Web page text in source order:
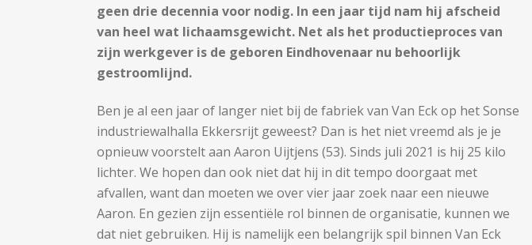
geen drie decennia voor nodig. In een jaar tijd nam hij afscheid
van heel wat lichaamsgewicht. Net als het productieproces van
zijn werkgever is de geboren Eindhovenaar nu behoorlijk
gestroomlijnd.
Ben je al een jaar of langer niet bij de fabriek van Van Eck op het Sonse
industriewalhalla Ekkersrijt geweest? Dan is het niet vreemd als je je
opnieuw voorstelt aan Aaron Uijtjens (53). Sinds juli 2021 is hij 25 kilo
lichter. We hopen dan ook niet dat hij in dit tempo doorgaat met
afvallen, want dan moeten we over vier jaar zoek naar een nieuwe
Aaron. En gezien zijn essentiële rol binnen de organisatie, kunnen we
dat niet gebruiken. Hij is namelijk een belangrijk spil binnen Van Eck